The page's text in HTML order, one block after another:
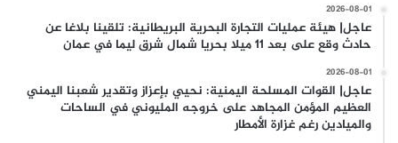
2026-08-01
عاجل| هيئة عمليات التجارة البحرية البريطانية: تلقينا بلاغا عن
حادث وقع على بعد 11 ميلا بحريا شمال شرق ليما في عمان
2026-08-01
عاجل| القوات المسلحة اليمنية: نحيي بإعزاز وتقدير شعبنا اليمني
العظيم المؤمن المجاهد على خروجه المليوني في الساحات
والميادين رغم غزارة الأمطار